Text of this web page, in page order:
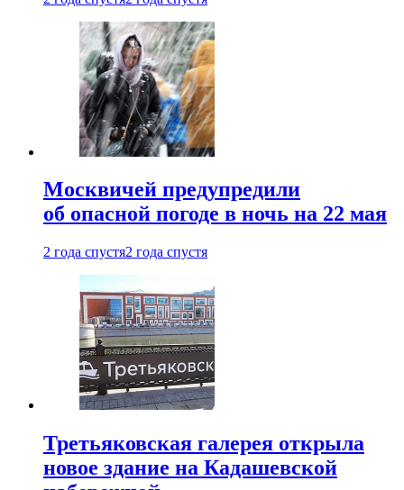
Москвичей предупредили
об опасной погоде в ночь на 22 мая
2 года спустя2 года спустя
Третьяковская галерея открыла
новое здание на Кадашевской